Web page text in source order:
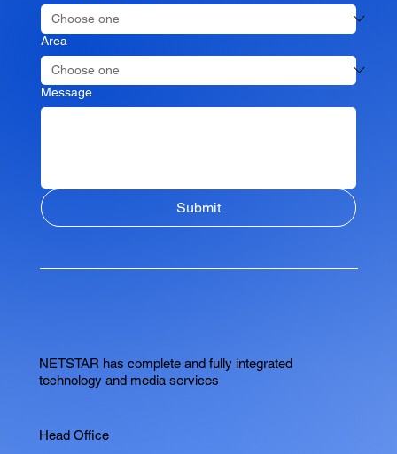
Area
Message
Submit
NETSTAR has complete and fully integrated
technology and media services
Head Office